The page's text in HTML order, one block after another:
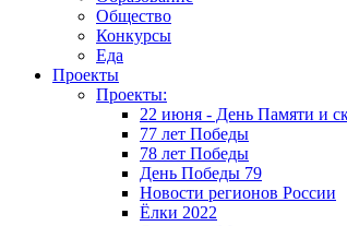
Общество
Конкурсы
Еда
Проекты
Проекты:
22 июня - День Памяти и
77 лет Победы
78 лет Победы
День Победы 79
Новости регионов России
Ёлки 2022